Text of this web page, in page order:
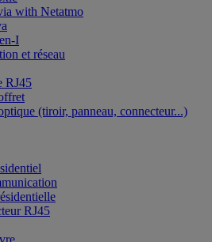
with Netatmo
I
et réseau
RJ45
(tiroir, panneau, connecteur...)
RJ45